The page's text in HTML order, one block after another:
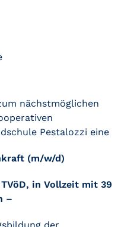
nächstmöglichen
Pestalozzi eine
(m/w/d)
in Vollzeit mit 39
–